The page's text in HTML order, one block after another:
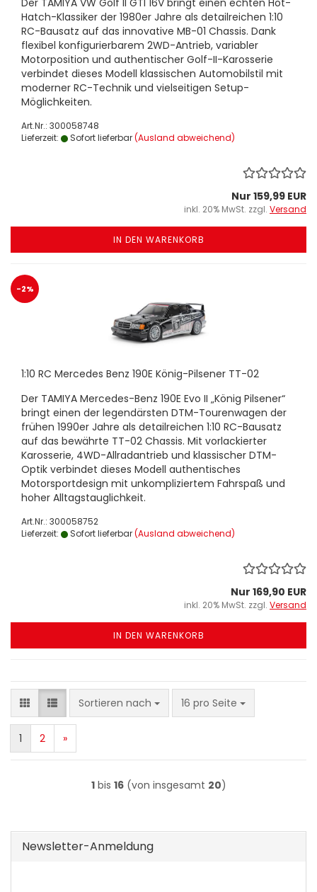
Der TAMIYA VW Golf II GTI 16V bringt einen echten Hot-
Hatch-Klassiker der 1980er Jahre als detailreichen 1:10
RC-Bausatz auf das innovative MB-01 Chassis. Dank
flexibel konfigurierbarem 2WD-Antrieb, variabler
Motorposition und authentischer Golf-II-Karosserie
verbindet dieses Modell klassischen Automobilstil mit
moderner RC-Technik und vielseitigen Setup-
Möglichkeiten.
Art.Nr.: 300058748
Lieferzeit:
Sofort lieferbar(Ausland abweichend)
Nur 159,99 EUR
inkl. 20% MwSt. zzgl. Versand
IN DEN WARENKORB
-2%
1:10 RC Mercedes Benz 190E König-Pilsener TT-02
Der TAMIYA Mercedes-Benz 190E Evo II „König Pilsener“
bringt einen der legendärsten DTM-Tourenwagen der
frühen 1990er Jahre als detailreichen 1:10 RC-Bausatz
auf das bewährte TT-02 Chassis. Mit vorlackierter
Karosserie, 4WD-Allradantrieb und klassischer DTM-
Optik verbindet dieses Modell authentisches
Motorsportdesign mit unkompliziertem Fahrspaß und
hoher Alltagstauglichkeit.
Art.Nr.: 300058752
Lieferzeit:
Sofort lieferbar(Ausland abweichend)
Nur 169,90 EUR
inkl. 20% MwSt. zzgl. Versand
IN DEN WARENKORB
Sortieren nach
Sortieren nach 16 pro Seite
pro Seite
1 2 »
1bis 16(von insgesamt 20)
Newsletter-Anmeldung